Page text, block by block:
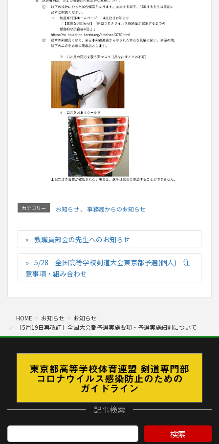
カテゴリー お知らせ、 事務局からのお知らせ
教職員部会の先生へのお知らせ
5/28 全国高等学校剣道大会東京都予選(個人) 注
意事項・組み合わせ
HOME お知らせ
お知らせ
［5月19日再改訂］全国大会都予選実施要項・予選実施細則について
記事検索
検索